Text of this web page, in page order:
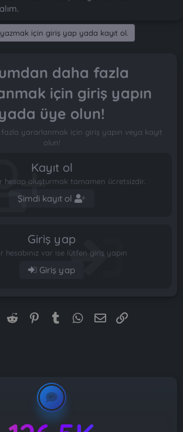
için giriş yap yada kayıt ol.
daha fazla
için giriş yapın
üye olun!
yararlanmak için giriş yapın veya kayıt
olun!
Kayıt ol
hesap oluşturmak tamamen ücretsizdir.
Şimdi kayıt ol
Giriş yap
hesabınız var ise lütfen giriş yapın
Giriş yap
Twitter Reddit PinterestTumblr WhatsApp
E-posta